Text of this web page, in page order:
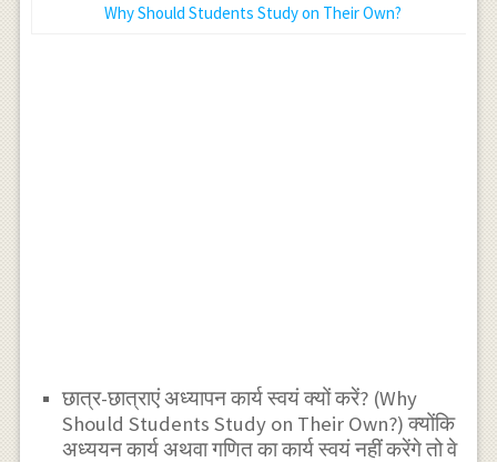
Why Should Students Study on Their Own?
छात्र-छात्राएं अध्यापन कार्य स्वयं क्यों करें? (Why
Should Students Study on Their Own?) क्योंकि
अध्ययन कार्य अथवा गणित का कार्य स्वयं नहीं करेंगे तो वे